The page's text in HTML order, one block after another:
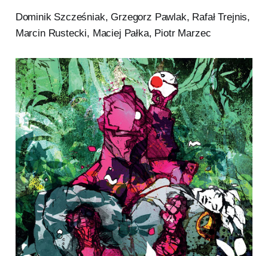
Dominik Szcześniak, Grzegorz Pawlak, Rafał Trejnis,
Marcin Rustecki, Maciej Pałka, Piotr Marzec